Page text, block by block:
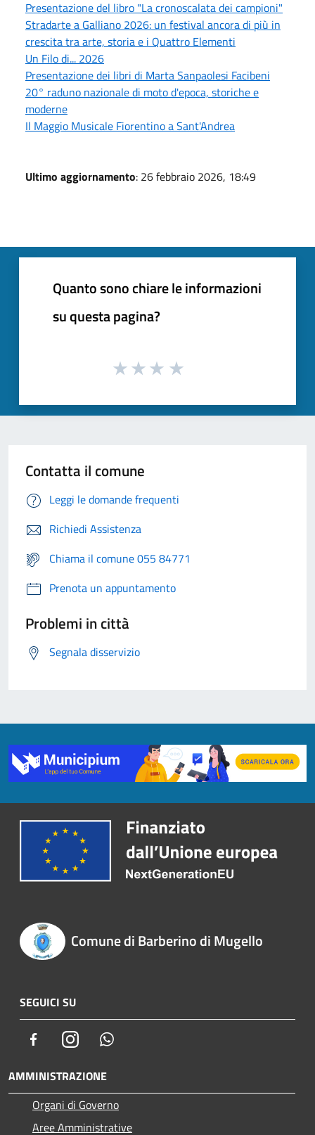
Presentazione del libro "La cronoscalata dei campioni"
Stradarte a Galliano 2026: un festival ancora di più in
crescita tra arte, storia e i Quattro Elementi
Un Filo di... 2026
Presentazione dei libri di Marta Sanpaolesi Facibeni
20° raduno nazionale di moto d'epoca, storiche e
moderne
Il Maggio Musicale Fiorentino a Sant'Andrea
Ultimo aggiornamento: 26 febbraio 2026, 18:49
Quanto sono chiare le informazioni
su questa pagina?
Contatta il comune
Leggi le domande frequenti
Richiedi Assistenza
Chiama il comune 055 84771
Prenota un appuntamento
Problemi in città
Segnala disservizio
Comune di Barberino di Mugello
SEGUICI SU
FacebookInstagram
AMMINISTRAZIONE
Organi di Governo
Aree Amministrative